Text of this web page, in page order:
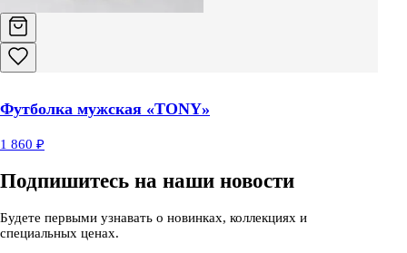
Футболка мужская «TONY»
1 860 ₽
Подпишитесь на наши новости
Будете первыми узнавать о новинках, коллекциях и
специальных ценах.